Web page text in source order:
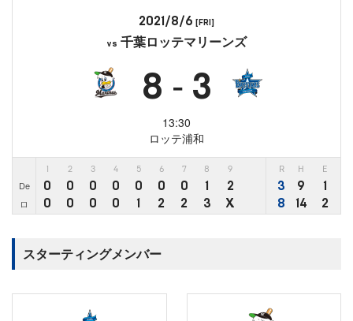
2021/8/6 [FRI]
vs 千葉ロッテマリーンズ
8 - 3
13:30
ロッテ浦和
2 3 4 5 6 7 8 9 R H E
De 0 0 0 0 0 0 0 1 2 3 9 1
ロ 0 0 0 0 1 2 2 3 X 8 14 2
スターティングメンバー